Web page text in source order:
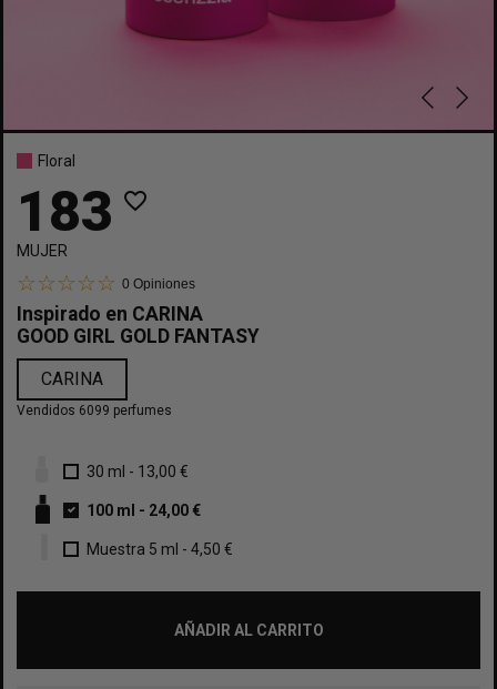
Floral
183 favorite_border
MUJER
0 Opiniones
Inspirado en CARINA
GOOD GIRL GOLD FANTASY
CARINA
Vendidos 6099 perfumes
30 ml - 13,00 €
100 ml - 24,00 €
Muestra 5 ml - 4,50 €
AÑADIR AL CARRITO